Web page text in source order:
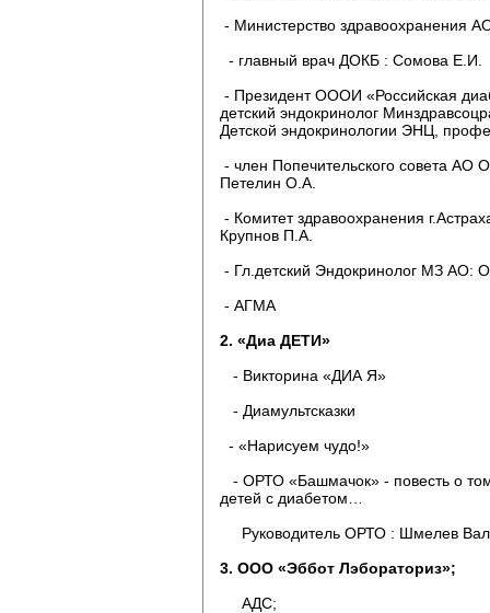
- Министерство здравоохранения
- главный врач ДОКБ : Сомова Е.И.
- Президент ОООИ «Российская
детский эндокринолог
Детской эндокринологии ЭНЦ,
- член Попечительского совета
Петелин О.А.
- Комитет здравоохранения
Крупнов П.А.
- Гл.детский Эндокринолог МЗ АО:
- АГМА
2. «Диа ДЕТИ»
- Викторина «ДИА Я»
- Диамультсказки
- «Нарисуем чудо!»
- ОРТО «Башмачок» - повесть о
детей с диабетом…
Руководитель ОРТО : Шмелев
3. ООО «Эббот Лэбораториз»;
АДС;